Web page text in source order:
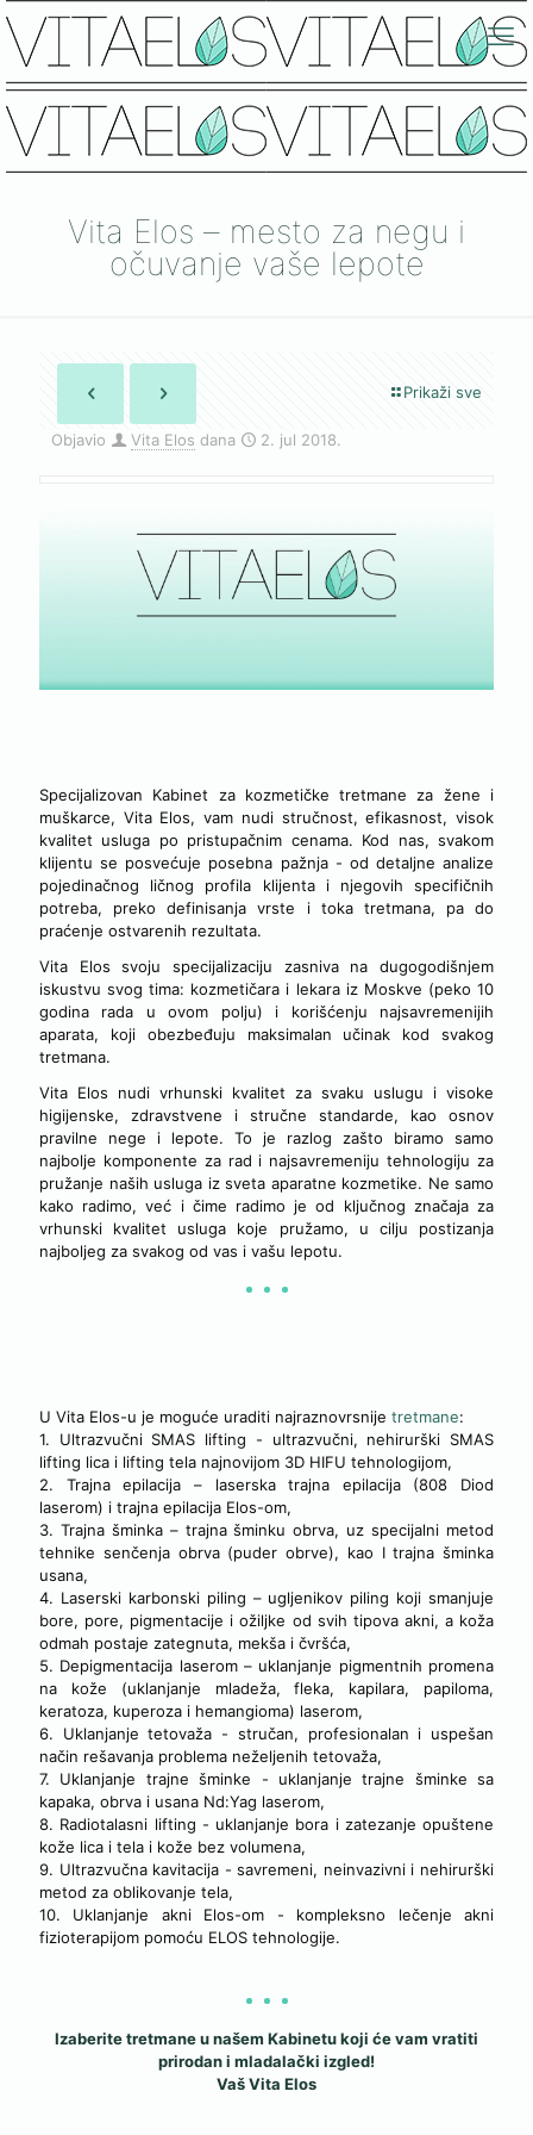
Vita Elos – mesto za negu i
očuvanje vaše lepote
Prikaži sve
Objavio Vita Elos dana 2. jul 2018.
Specijalizovan Kabinet za kozmetičke tretmane za žene i
muškarce, Vita Elos, vam nudi stručnost, efikasnost, visok
kvalitet usluga po pristupačnim cenama. Kod nas, svakom
klijentu se posvećuje posebna pažnja - od detaljne analize
pojedinačnog ličnog profila klijenta i njegovih specifičnih
potreba, preko definisanja vrste i toka tretmana, pa do
praćenje ostvarenih rezultata.
Vita Elos svoju specijalizaciju zasniva na dugogodišnjem
iskustvu svog tima: kozmetičara i lekara iz Moskve (peko 10
godina rada u ovom polju) i korišćenju najsavremenijih
aparata, koji obezbeđuju maksimalan učinak kod svakog
tretmana.
Vita Elos nudi vrhunski kvalitet za svaku uslugu i visoke
higijenske, zdravstvene i stručne standarde, kao osnov
pravilne nege i lepote. To je razlog zašto biramo samo
najbolje komponente za rad i najsavremeniju tehnologiju za
pružanje naših usluga iz sveta aparatne kozmetike. Ne samo
kako radimo, već i čime radimo je od ključnog značaja za
vrhunski kvalitet usluga koje pružamo, u cilju postizanja
najboljeg za svakog od vas i vašu lepotu.
U Vita Elos-u je moguće uraditi najraznovrsnije tretmane:
1. Ultrazvučni SMAS lifting - ultrazvučni, nehirurški SMAS
lifting lica i lifting tela najnovijom 3D HIFU tehnologijom,
2. Trajna epilacija – laserska trajna epilacija (808 Diod
laserom) i trajna epilacija Elos-om,
3. Trajna šminka – trajna šminku obrva, uz specijalni metod
tehnike senčenja obrva (puder obrve), kao I trajna šminka
usana,
4. Laserski karbonski piling – ugljenikov piling koji smanjuje
bore, pore, pigmentacije i ožiljke od svih tipova akni, a koža
odmah postaje zategnuta, mekša i čvršća,
5. Depigmentacija laserom – uklanjanje pigmentnih promena
na kože (uklanjanje mladeža, fleka, kapilara, papiloma,
keratoza, kuperoza i hemangioma) laserom,
6. Uklanjanje tetovaža - stručan, profesionalan i uspešan
način rešavanja problema neželjenih tetovaža,
7. Uklanjanje trajne šminke - uklanjanje trajne šminke sa
kapaka, obrva i usana Nd:Yag laserom,
8. Radiotalasni lifting - uklanjanje bora i zatezanje opuštene
kože lica i tela i kože bez volumena,
9. Ultrazvučna kavitacija - savremeni, neinvazivni i nehirurški
metod za oblikovanje tela,
10. Uklanjanje akni Elos-om - kompleksno lečenje akni
fizioterapijom pomoću ELOS tehnologije.
Izaberite tretmane u našem Kabinetu koji će vam vratiti
prirodan i mladalački izgled!
Vaš Vita Elos